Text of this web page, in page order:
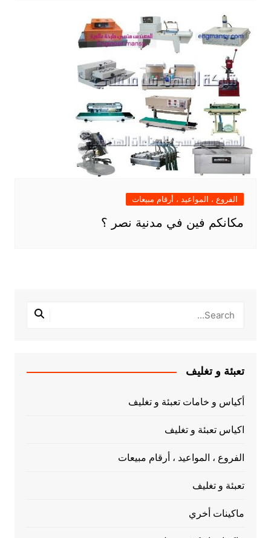
الفروع ، المواعيد ، أرقام مبيعات
مكانكم فين في مدنية نصر ؟
تعبئة و تغليف
أكياس و خامات تعبئة و تغليف
اكياس تعبئة و تغليف
الفروع ، المواعيد ، أرقام مبيعات
تعبئة و تغليف
ماكينات أخري